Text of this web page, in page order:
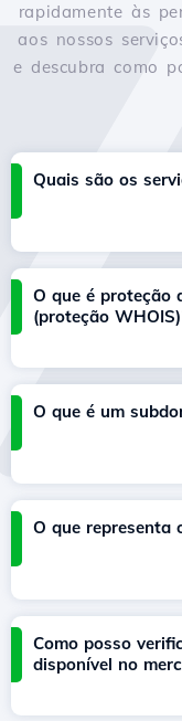
rapidamente às
aos nossos
e descubra como
Quais são os
O que é proteção
(proteção
O que é um
O que representa
Como posso
disponível no